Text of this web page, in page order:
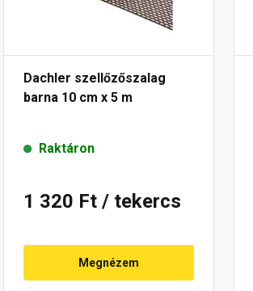
Dachler szellőzőszalag
barna 10 cm x 5 m
Raktáron
1 320 Ft / tekercs
Megnézem